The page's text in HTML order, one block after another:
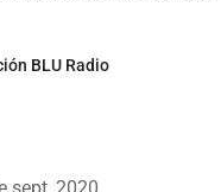
BLU Radio
sept, 2020